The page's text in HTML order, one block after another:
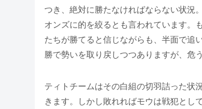
つき、絶対に勝たなければならない状況
オンズに的を絞るとも言われています。
たちが勝てると信じながらも、半面で追
勝で勢いを取り戻しつつありますが、危
ティトチームはその白組の切羽詰った状
きます。しかし敗れればモウは戦犯とし